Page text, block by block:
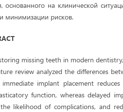
на клинической
минимизации рисков.
missing teeth in modern
review analyzed the differences
implant placement
function, whereas delayed
likelihood of complications, and